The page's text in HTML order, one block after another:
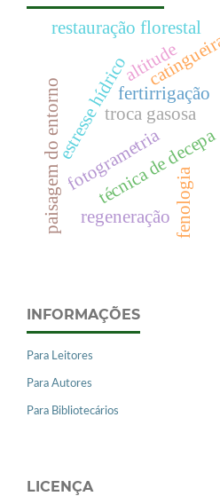
troca gasosa
técnica de decepa
estresse hídricoaltitude
fotogrametria
restauração florestal
fertirrigação
fenologia
regeneração
paisagem do entorno
INFORMAÇÕES
Para Leitores
Para Autores
Para Bibliotecários
LICENÇA